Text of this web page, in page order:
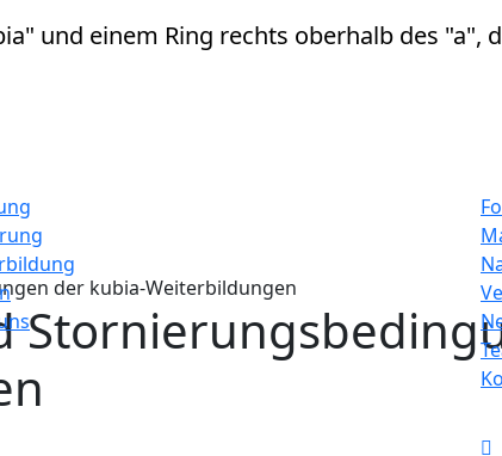
der kubia-Weiterbildungen